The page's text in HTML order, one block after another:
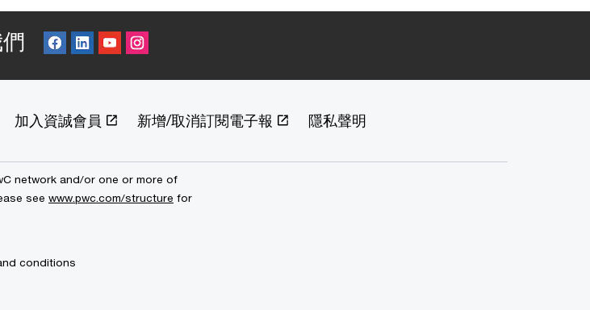
加入資誠會員 新增/取消訂閱電子報 隱私聲明
network and/or one or more of
see www.pwc.com/structure for
conditions